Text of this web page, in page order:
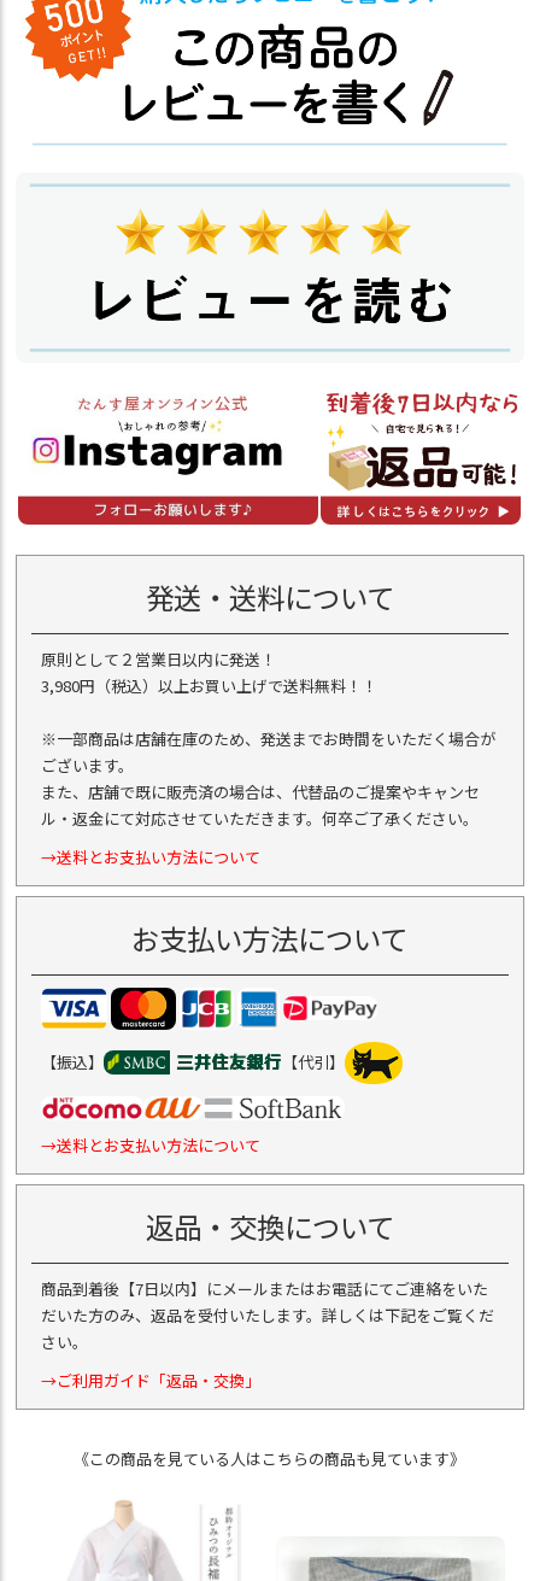
発送・送料について
原則として２営業日以内に発送！
3,980円（税込）以上お買い上げで送料無料！！
※一部商品は店舗在庫のため、発送までお時間をいただく場合が
ございます。
また、店舗で既に販売済の場合は、代替品のご提案やキャンセ
ル・返金にて対応させていただきます。何卒ご了承ください。
→送料とお支払い方法について
お支払い方法について
【振込】 【代引】
→送料とお支払い方法について
返品・交換について
商品到着後【7日以内】にメールまたはお電話にてご連絡をいた
だいた方のみ、返品を受付いたします。詳しくは下記をご覧くだ
さい。
→ご利用ガイド「返品・交換」
《この商品を見ている人はこちらの商品も見ています》